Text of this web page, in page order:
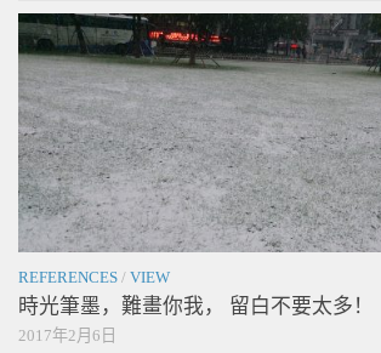
REFERENCES / VIEW
時光筆墨，難畫你我， 留白不要太多！
2017年2月6日